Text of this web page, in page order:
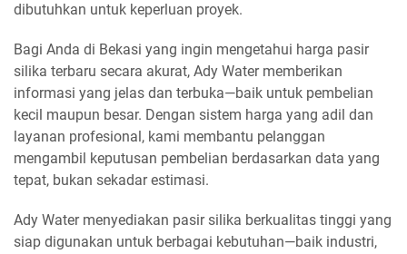
dibutuhkan untuk keperluan proyek.
Bagi Anda di Bekasi yang ingin mengetahui harga pasir
silika terbaru secara akurat, Ady Water memberikan
informasi yang jelas dan terbuka—baik untuk pembelian
kecil maupun besar. Dengan sistem harga yang adil dan
layanan profesional, kami membantu pelanggan
mengambil keputusan pembelian berdasarkan data yang
tepat, bukan sekadar estimasi.
Ady Water menyediakan pasir silika berkualitas tinggi yang
siap digunakan untuk berbagai kebutuhan—baik industri,